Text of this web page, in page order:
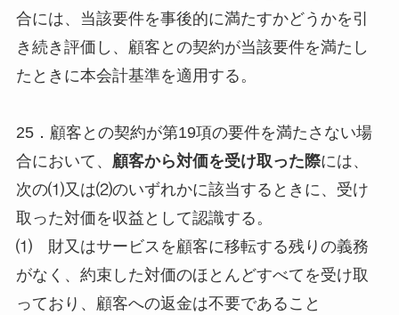
合には、当該要件を事後的に満たすかどうかを引
き続き評価し、顧客との契約が当該要件を満たし
たときに本会計基準を適用する。
25．顧客との契約が第19項の要件を満たさない場
合において、 顧客から対価を受け取った際には、
次の⑴又は⑵のいずれかに該当するときに、受け
取った対価を収益として認識する。
⑴ 財又はサービスを顧客に移転する残りの義務
がなく、約束した対価のほとんどすべてを受け取
っており、顧客への返金は不要であること